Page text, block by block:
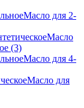
Масло для 2-
Масло
(3)
Масло для 4-
Масло для